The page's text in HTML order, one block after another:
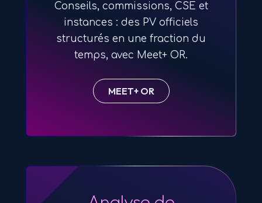
Conseils, commissions, CSE et
instances : des PV officiels
structurés en une fraction du
temps, avec Meet+ OR.
MEET+ OR